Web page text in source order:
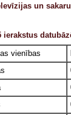
un
ierakstus
vienības